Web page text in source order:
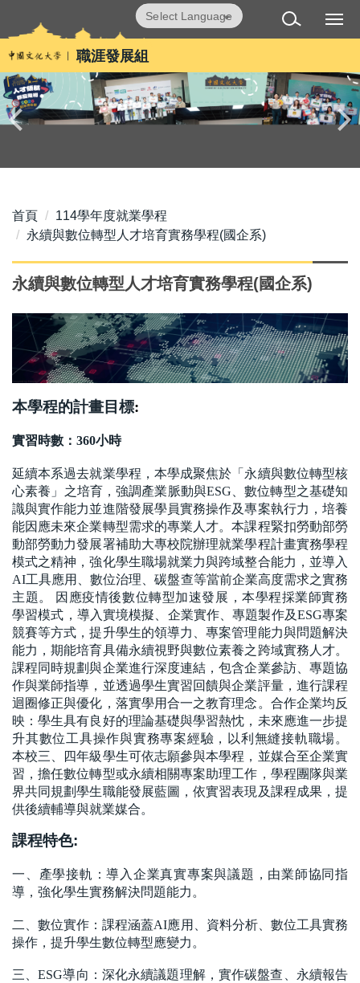
到
主
要
內
容
區
職涯發展組
Translate
首頁
114學年度就業學程
永續與數位轉型人才培育實務學程(國企系)
永續與數位轉型人才培育實務學程(國企系)
本學程的計畫目標:
實習時數：360小時
延續本系過去就業學程，本學成聚焦於「永續與數位轉型核
心素養」之培育，強調產業脈動與ESG、數位轉型之基礎知
識與實作能力並進階發展學員實務操作及專案執行力，培養
能因應未來企業轉型需求的專業人才。本課程緊扣勞動部勞
動部勞動力發展署補助大專校院辦理就業學程計畫實務學程
模式之精神，強化學生職場就業力與跨域整合能力，並導入
AI工具應用、數位治理、碳盤查等當前企業高度需求之實務
主題。 因應疫情後數位轉型加速發展，本學程採業師實務
學習模式，導入實境模擬、企業實作、專題製作及ESG專案
競賽等方式，提升學生的領導力、專案管理能力與問題解決
能力，期能培育具備永續視野與數位素養之跨域實務人才。
課程同時規劃與企業進行深度連結，包含企業參訪、專題協
作與業師指導，並透過學生實習回饋與企業評量，進行課程
迴圈修正與優化，落實學用合一之教育理念。合作企業均反
映：學生具有良好的理論基礎與學習熱忱，未來應進一步提
升其數位工具操作與實務專案經驗，以利無縫接軌職場。
本校三、四年級學生可依志願參與本學程，並媒合至企業實
習，擔任數位轉型或永續相關專案助理工作，學程團隊與業
界共同規劃學生職能發展藍圖，依實習表現及課程成果，提
供後續輔導與就業媒合。
課程特色:
一、產學接軌：導入企業真實專案與議題，由業師協同指
導，強化學生實務解決問題能力。
二、數位實作：課程涵蓋AI應用、資料分析、數位工具實務
操作，提升學生數位轉型應變力。
三、ESG導向：深化永續議題理解，實作碳盤查、永續報告